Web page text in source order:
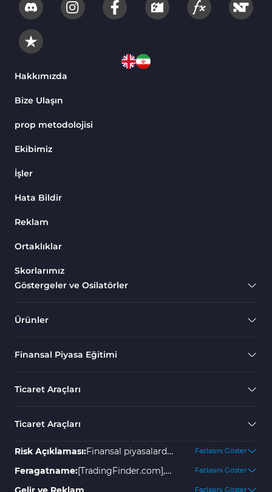
Hakkımızda
Bize Ulaşın
prop metodolojisi
Ekibimiz
İşler
Hata Bildir
Reklam
Ortaklıklar
Skorlarımız
Göstergeler ve Osilatörler
Ürünler
Finansal Piyasa Eğitimi
Ticaret Araçları
Ticaret Araçları
Risk Açıklaması:Finansal piyasalarda
yer almak yüksek risk içerir ve
Fazlasını Göster
Feragatname:[TradingFinder.com],
olası kayıplar veya zararlar için hiçbir
Fazlasını Göster
Fazlasını Göster